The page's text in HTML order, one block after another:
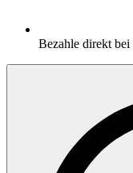
Bezahle direkt